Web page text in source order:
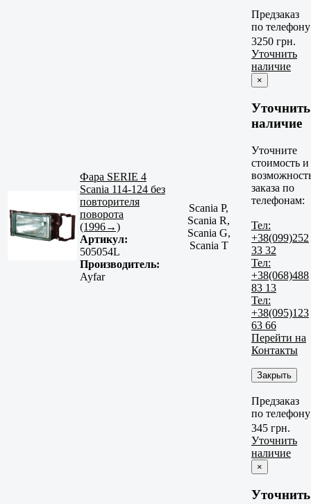
Предзаказ
по телефону
Фара SERIE 4
Scania 114-124 без
повторителя
поворота
(1996→)
Артикул:
505054L
Производитель:
Ayfar
Scania P,
Scania R,
Scania G,
Scania T
3250 грн.
Уточнить
наличие
×
Уточнить
наличие
Уточните
стоимость и
заказа по
телефонам:
Тел:
+38(099)252
33 32
Тел:
+38(068)488
83 13
Тел:
+38(095)123
63 66
Перейти на
Контакты
Закрыть
Предзаказ
по телефону
345 грн.
Уточнить
наличие
×
Уточнить